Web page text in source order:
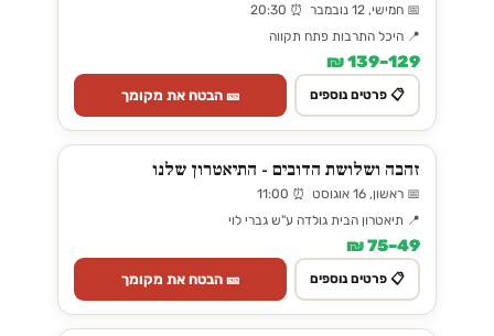
📅 חמישי, 12 נובמבר ⏰ 20:30
📍 היכל התרבות פתח תקווה
129–139 ₪
📋 פרטים נוספים 🎫 הבטח את מקומך
זהבה ושלושת הדובים - התיאטרון שלנו
📅 ראשון, 16 אוגוסט ⏰ 11:00
📍 תיאטרון הבית גולדה ע"ש גברי לוי
49–75 ₪
📋 פרטים נוספים 🎫 הבטח את מקומך